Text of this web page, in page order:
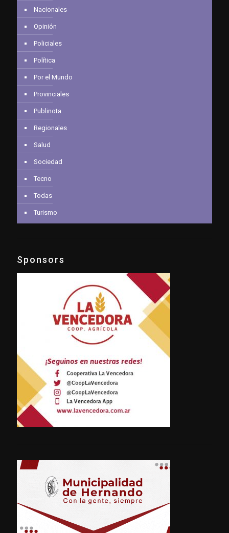
Nacionales
Opinión
Policiales
Política
Por el Mundo
Provinciales
Publinota
Regionales
Salud
Sociedad
Tecno
Todas
Turismo
Sponsors